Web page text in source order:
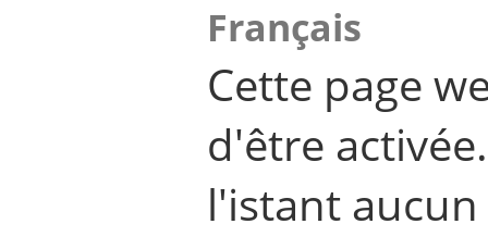
Français
Cette page
d'être
l'istant